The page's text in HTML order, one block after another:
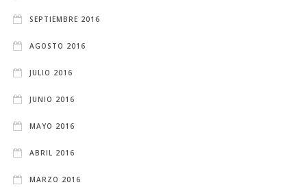
SEPTIEMBRE 2016
AGOSTO 2016
JULIO 2016
JUNIO 2016
MAYO 2016
ABRIL 2016
MARZO 2016